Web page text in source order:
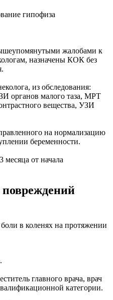
гипофиза
жалобами к
назначены КОК без
из обследования:
органов малого таза, МРТ
вещества, УЗИ
на нормализацию
беременности.
месяца от начала
повреждений
в коленях на протяжении
главного врача, врач
категории.